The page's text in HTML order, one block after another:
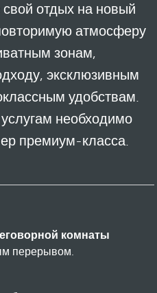
отдых на новый
атмосферу
зонам,
эксклюзивным
удобствам.
необходимо
премиум-класса.
комнаты
перерывом.